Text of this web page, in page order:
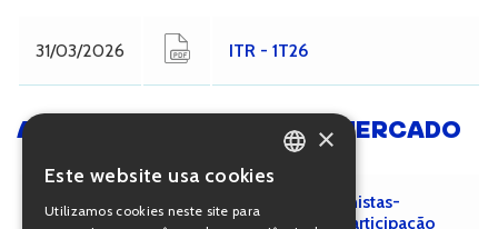
31/03/2026 ITR - 1T26
AVISO/COMUNICADO AO MERCADO
09/12/2025
Aviso aos Acionistas-
Alienação de Participação
PORTUGUESE
×
Este website usa cookies
Utilizamos cookies neste site para